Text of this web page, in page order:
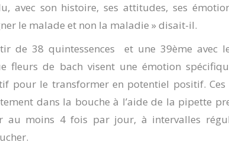
avec son histoire, ses attitudes, ses
le malade et non la maladie » disait-il.
de 38 quintessences et une 39ème avec
fleurs de bach visent une émotion
pour le transformer en potentiel positif. Ces
dans la bouche à l’aide de la pipette
au moins 4 fois par jour, à intervalles